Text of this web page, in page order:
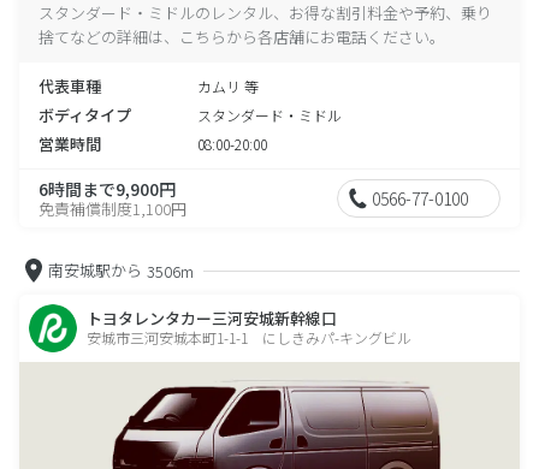
スタンダード・ミドルのレンタル、お得な割引料金や予約、乗り
捨てなどの詳細は、こちらから各店舗にお電話ください。
代表車種 カムリ 等
ボディタイプ スタンダード・ミドル
営業時間 08:00-20:00
6時間まで9,900円
免責補償制度1,100円 0566-77-0100
南安城駅から 3506m
トヨタレンタカー三河安城新幹線口
安城市三河安城本町1-1-1 にしきみパ-キングビル